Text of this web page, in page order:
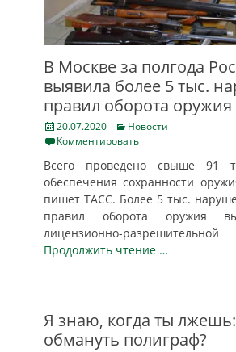
В Москве за полгода
выявила более 5 тыс.
правил оборота оружия
Posted
on
20.07.2020 Categories
Новости
Комментировать
Всего проведено свыше 91
обеспечения сохранности
пишет ТАСС. Более 5 тыс.
правил оборота оружия
лицензионно-
Продолжить чтение …
Я знаю, когда ты
обмануть полиграф?